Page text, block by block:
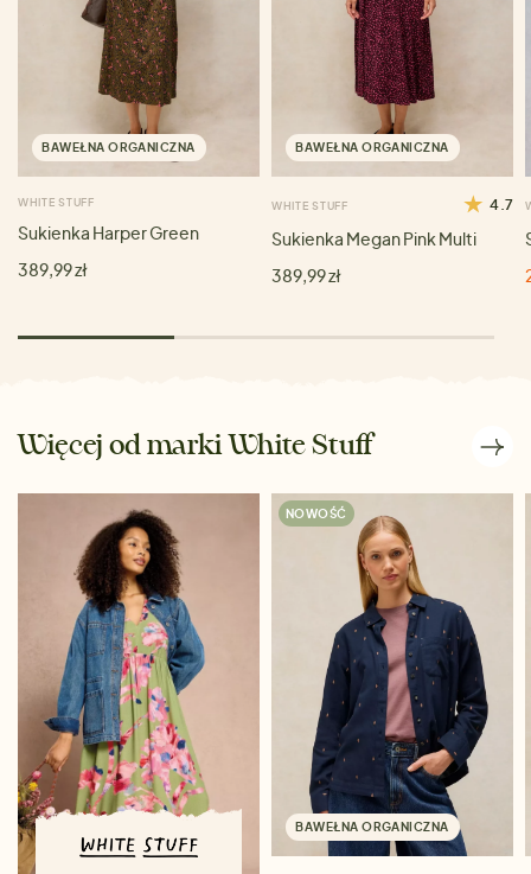
BAWEŁNA ORGANICZNA
WHITE STUFF
Sukienka Harper Green
389,99 zł
BAWEŁNA ORGANICZNA
WHITE STUFF 4.7
Sukienka Megan Pink Multi
389,99 zł
Więcej od marki White Stuff
NOWOŚĆ
BAWEŁNA ORGANICZNA